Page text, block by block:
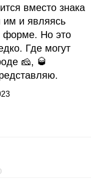
вместо знака
им и являясь
форме. Но это
Где могут
🧀, 🥃